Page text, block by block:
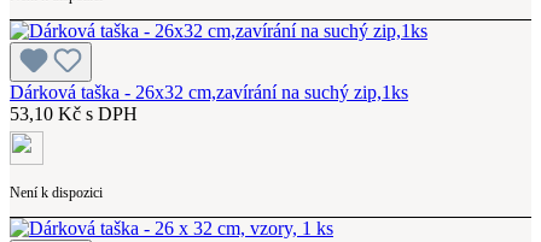
Dárková taška - 26x32 cm,zavírání na suchý zip,1ks
53,10 Kč s DPH
Není k dispozici